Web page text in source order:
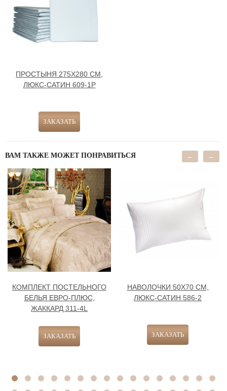
ПРОСТЫНЯ 275Х280 СМ,
ЛЮКС-САТИН 609-1Р
ВАМ ТАКЖЕ МОЖЕТ ПОНРАВИТЬСЯ
КОМПЛЕКТ ПОСТЕЛЬНОГО
БЕЛЬЯ ЕВРО-ПЛЮС,
ЖАККАРД 311-4L
НАВОЛОЧКИ 50Х70 СМ,
ЛЮКС-САТИН 586-2
← →